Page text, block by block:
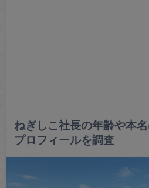
ねぎしこ社長の年齢や本
プロフィールを調査